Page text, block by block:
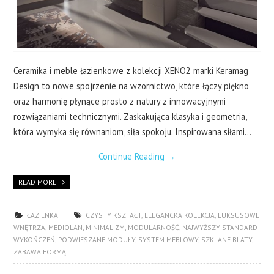
KONTAKT
Ceramika i meble łazienkowe z kolekcji XENO2 marki Keramag
Design to nowe spojrzenie na wzornictwo, które łączy piękno
oraz harmonię płynące prosto z natury z innowacyjnymi
rozwiązaniami technicznymi. Zaskakująca klasyka i geometria,
która wymyka się równaniom, siła spokoju. Inspirowana siłami…
Continue Reading →
READ MORE
ŁAZIENKA CZYSTY KSZTAŁT, ELEGANCKA KOLEKCJA, LUKSUSOWE
WNĘTRZA, MEDIOLAN, MINIMALIZM, MODULARNOŚĆ, NAJWYŻSZY STANDARD
WYKOŃCZEŃ, PODWIESZANE MODUŁY, SYSTEM MEBLOWY, SZKLANE BLATY,
ZABAWA FORMĄ